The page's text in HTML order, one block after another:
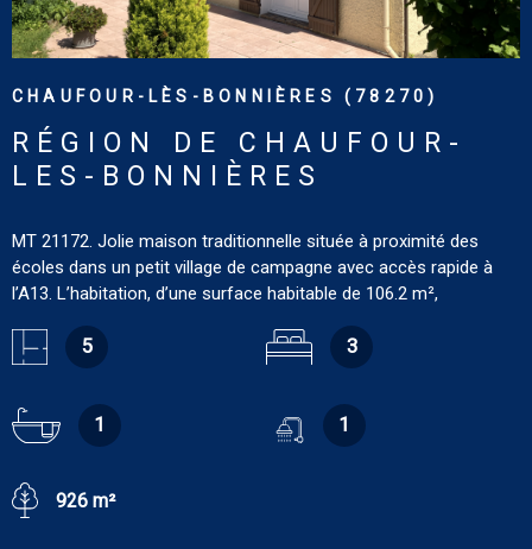
exposé sont disponibles sur le site : www.georisques.gouv.fr
CHAUFOUR-LÈS-BONNIÈRES (78270)
RÉGION DE CHAUFOUR-
LES-BONNIÈRES
MT 21172. Jolie maison traditionnelle située à proximité des
écoles dans un petit village de campagne avec accès rapide à
l’A13. L’habitation, d’une surface habitable de 106.2 m²,
chaufferie. Au rez-de-chaussée : entrée de 8.50 m², salon-salle à
manger de 31 m² avec cheminée insert, cuisine aménagée de
création d’une chambre. À l’étage : palier desservant, trois
chambres (18.38 m², 11.55 m² et 9.57 m²), bureau ou chambre
arboré de 926 m² avec chalet et coin potager. Tout confort :
5 3
1 1
926 m²